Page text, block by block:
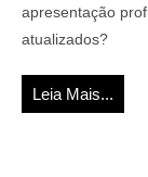
apresentação
atualizados?
Leia Mais...